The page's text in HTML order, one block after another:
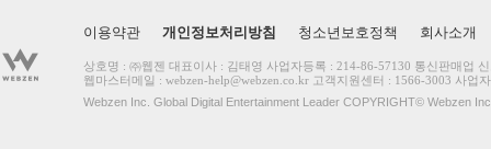
이용약관 개인정보처리방침 청소년보호정책 회사소개
상호명 : ㈜웹젠 대표이사 : 김태영 사업자등록 : 214-86-57130 통신판매업
웹마스터메일 : webzen-help@webzen.co.kr 고객지원센터 : 1566-3003 사업
Webzen Inc. Global Digital Entertainment Leader COPYRIGHT© Webzen